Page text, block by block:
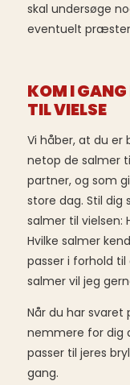
skal undersøge
eventuelt
KOM I GANG
TIL VIELSE
Vi håber, at du er
netop de salmer
partner, og som
store dag. Stil dig
salmer til vielsen:
Hvilke salmer
passer i forhold
salmer vil jeg
Når du har svaret
nemmere for dig
passer til jeres
gang.